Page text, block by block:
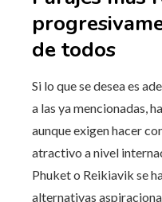
de todos
Si lo que se desea es
a las ya mencionadas,
aunque exigen hacer
atractivo a nivel
Phuket o Reikiavik se
alternativas